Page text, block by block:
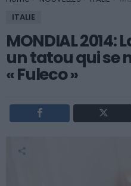
ITALIE
MONDIAL 2014:
un tatou qui se
« Fuleco »